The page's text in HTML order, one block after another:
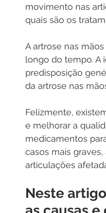
movimento nas
quais são os
A artrose nas
longo do tempo. A
predisposição
da artrose nas
Felizmente,
e melhorar a
medicamentos
casos mais
articulações
Neste